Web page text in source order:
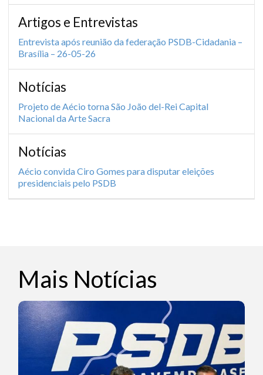
Artigos e Entrevistas
Entrevista após reunião da federação PSDB-Cidadania –
Brasília – 26-05-26
Notícias
Projeto de Aécio torna São João del-Rei Capital
Nacional da Arte Sacra
Notícias
Aécio convida Ciro Gomes para disputar eleições
presidenciais pelo PSDB
Mais Notícias